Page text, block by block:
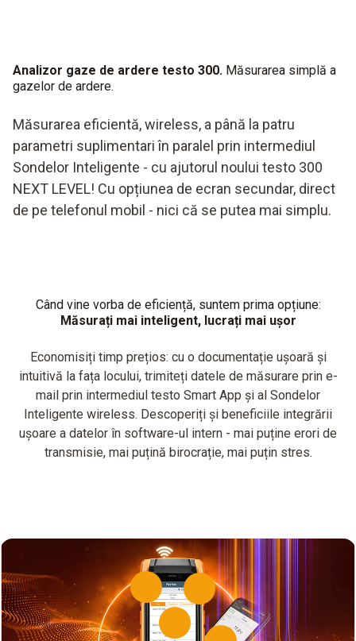
Analizor gaze de ardere testo 300. Măsurarea simplă a
gazelor de ardere.
Măsurarea eficientă, wireless, a până la patru
parametri suplimentari în paralel prin intermediul
Sondelor Inteligente - cu ajutorul noului testo 300
NEXT LEVEL! Cu opțiunea de ecran secundar, direct
de pe telefonul mobil - nici că se putea mai simplu.
Când vine vorba de eficiență, suntem prima opțiune:
Măsurați mai inteligent, lucrați mai ușor
Economisiți timp prețios: cu o documentație ușoară și
intuitivă la fața locului, trimiteți datele de măsurare prin e-
mail prin intermediul testo Smart App și al Sondelor
Inteligente wireless. Descoperiți și beneficiile integrării
ușoare a datelor în software-ul intern - mai puține erori de
transmisie, mai puțină birocrație, mai puțin stres.